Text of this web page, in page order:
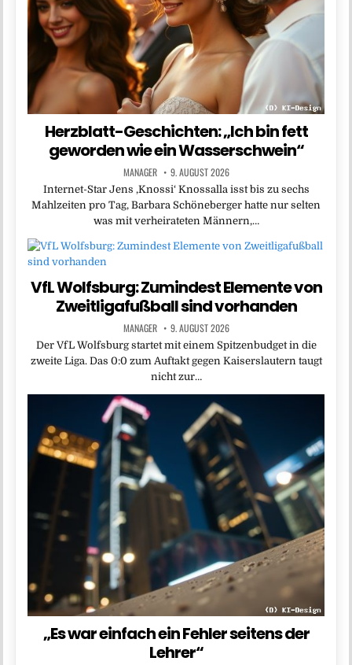
Herzblatt-Geschichten: „Ich bin fett
geworden wie ein Wasserschwein“
MANAGER 9. AUGUST 2026
Internet-Star Jens ,Knossi‘ Knossalla isst bis zu sechs
Mahlzeiten pro Tag, Barbara Schöneberger hatte nur selten
was mit verheirateten Männern,…
VfL Wolfsburg: Zumindest Elemente von
Zweitligafußball sind vorhanden
MANAGER 9. AUGUST 2026
Der VfL Wolfsburg startet mit einem Spitzenbudget in die
zweite Liga. Das 0:0 zum Auftakt gegen Kaiserslautern taugt
nicht zur…
„Es war einfach ein Fehler seitens der
Lehrer“